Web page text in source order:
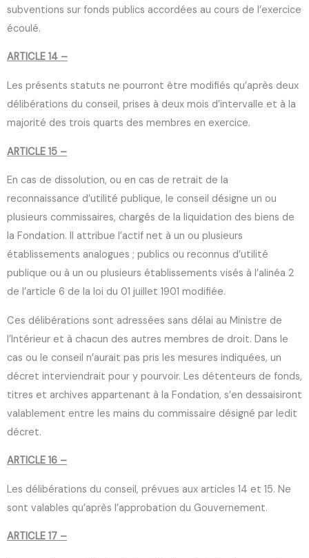
subventions sur fonds publics accordées au cours de l’exercice
écoulé.
ARTICLE 14 –
Les présents statuts ne pourront être modifiés qu’après deux
délibérations du conseil, prises à deux mois d’intervalle et à la
majorité des trois quarts des membres en exercice.
ARTICLE 15 –
En cas de dissolution, ou en cas de retrait de la
reconnaissance d’utilité publique, le conseil désigne un ou
plusieurs commissaires, chargés de la liquidation des biens de
la Fondation. Il attribue l’actif net à un ou plusieurs
établissements analogues ; publics ou reconnus d’utilité
publique ou à un ou plusieurs établissements visés à l’alinéa 2
de l’article 6 de la loi du 01 juillet 1901 modifiée.
Ces délibérations sont adressées sans délai au Ministre de
l’Intérieur et à chacun des autres membres de droit. Dans le
cas ou le conseil n’aurait pas pris les mesures indiquées, un
décret interviendrait pour y pourvoir. Les détenteurs de fonds,
titres et archives appartenant à la Fondation, s’en dessaisiront
valablement entre les mains du commissaire désigné par ledit
décret.
ARTICLE 16 –
Les délibérations du conseil, prévues aux articles 14 et 15. Ne
sont valables qu’après l’approbation du Gouvernement.
ARTICLE 17 –